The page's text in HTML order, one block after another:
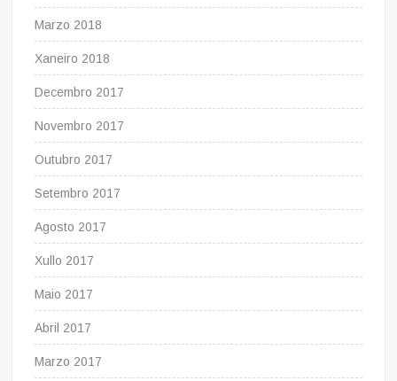
Marzo 2018
Xaneiro 2018
Decembro 2017
Novembro 2017
Outubro 2017
Setembro 2017
Agosto 2017
Xullo 2017
Maio 2017
Abril 2017
Marzo 2017